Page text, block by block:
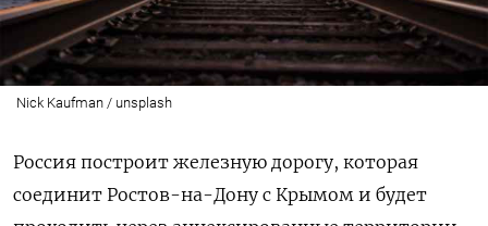
Nick Kaufman / unsplash
Россия построит железную дорогу, которая
соединит Ростов-на-Дону с Крымом и будет